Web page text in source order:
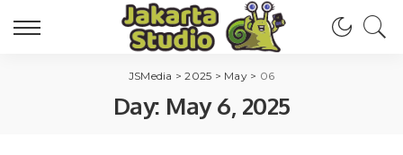
JSMedia >2025 > May> 06
Day: May 6, 2025